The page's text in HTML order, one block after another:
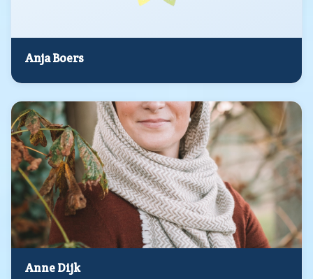
Anja Boers
Anne Dijk